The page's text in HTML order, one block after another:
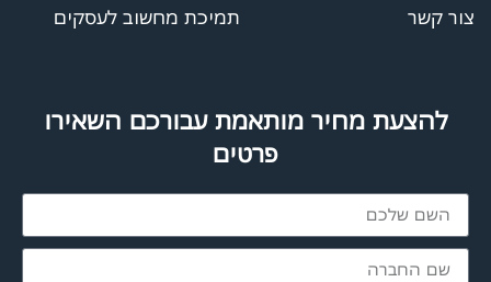
צור קשר
תמיכת מחשוב לעסקים
להצעת מחיר מותאמת עבורכם השאירו
פרטים